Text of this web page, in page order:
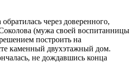
через доверенного,
(мужа своей воспитанницы
построить на
каменный двухэтажный дом.
не дождавшись конца